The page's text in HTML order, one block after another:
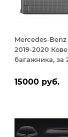
Mercedes-Benz
2019-2020
багажника, за
15000 руб.